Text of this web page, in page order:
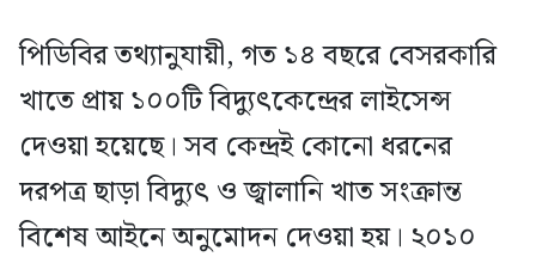
পিডিবির তথ্যানুযায়ী, গত ১৪ বছরে বেসরকারি
খাতে প্রায় ১০০টি বিদ্যুৎকেন্দ্রের লাইসেন্স
দেওয়া হয়েছে। সব কেন্দ্রই কোনো ধরনের
দরপত্র ছাড়া বিদ্যুৎ ও জ্বালানি খাত সংক্রান্ত
বিশেষ আইনে অনুমোদন দেওয়া হয়। ২০১০